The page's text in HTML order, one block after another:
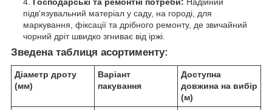
Господарські та ремонтні потреби: Надійний
підв'язувальний матеріал у саду, на городі, для
маркування, фіксації та дрібного ремонту, де звичайний
чорний дріт швидко згниває від іржі.
Зведена таблиця асортименту:
Діаметр дроту
(мм)
Варіант
пакування
Доступна
довжина на вибір
(м)